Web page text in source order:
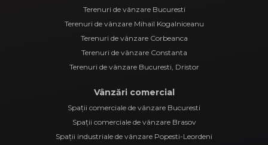
Terenuri de vânzare Bucuresti
Terenuri de vânzare Mihail Kogalniceanu
Terenuri de vânzare Corbeanca
Terenuri de vânzare Constanta
Terenuri de vânzare Bucuresti, Dristor
Vânzări comercial
Spații comerciale de vânzare Bucuresti
Spații comerciale de vânzare Brasov
Spații industriale de vânzare Popesti-Leordeni